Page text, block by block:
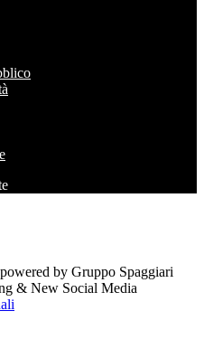
by Gruppo Spaggiari
& New Social Media